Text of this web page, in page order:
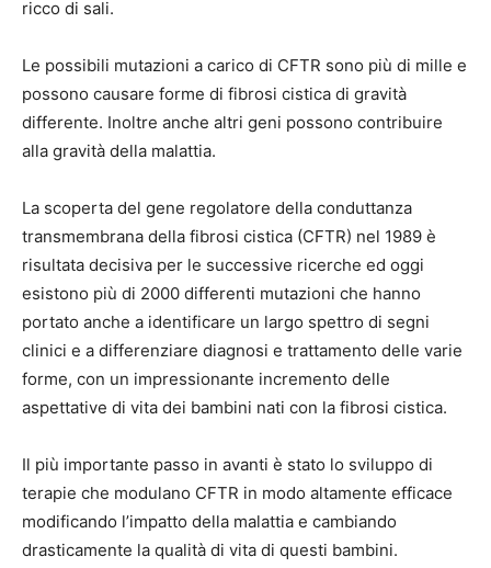
ricco di sali.
Le possibili mutazioni a carico di CFTR sono più di mille e
possono causare forme di fibrosi cistica di gravità
differente. Inoltre anche altri geni possono contribuire
alla gravità della malattia.
La scoperta del gene regolatore della conduttanza
transmembrana della fibrosi cistica (CFTR) nel 1989 è
risultata decisiva per le successive ricerche ed oggi
esistono più di 2000 differenti mutazioni che hanno
portato anche a identificare un largo spettro di segni
clinici e a differenziare diagnosi e trattamento delle varie
forme, con un impressionante incremento delle
aspettative di vita dei bambini nati con la fibrosi cistica.
Il più importante passo in avanti è stato lo sviluppo di
terapie che modulano CFTR in modo altamente efficace
modificando l’impatto della malattia e cambiando
drasticamente la qualità di vita di questi bambini.